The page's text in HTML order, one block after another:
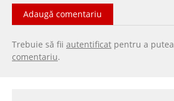
Adaugă comentariu
Trebuie să fii autentificat pentru a putea
comentariu.